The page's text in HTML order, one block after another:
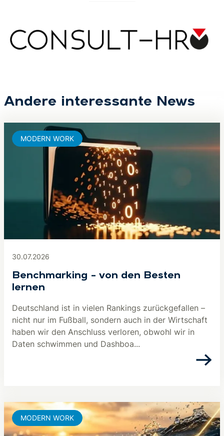
Andere interessante News
30.07.2026
Benchmarking – von den Besten
lernen
Deutschland ist in vielen Rankings zurückgefallen –
nicht nur im Fußball, sondern auch in der Wirtschaft
haben wir den Anschluss verloren, obwohl wir in
Daten schwimmen und Dashboa...
MODERN WORK
MODERN WORK